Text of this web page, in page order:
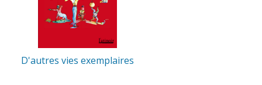
D'autres vies exemplaires